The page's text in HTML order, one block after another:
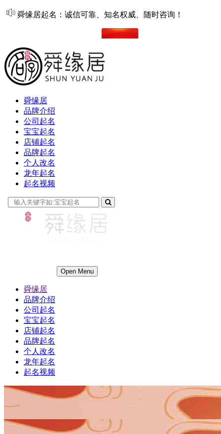
舜缘居起名：诚信可靠、知名权威、随时咨询！
舜缘居
品牌介绍
公司起名
宝宝起名
店铺起名
品牌起名
个人改名
龙年起名
起名视频
Open Menu
舜缘居
品牌介绍
公司起名
宝宝起名
店铺起名
品牌起名
个人改名
龙年起名
起名视频